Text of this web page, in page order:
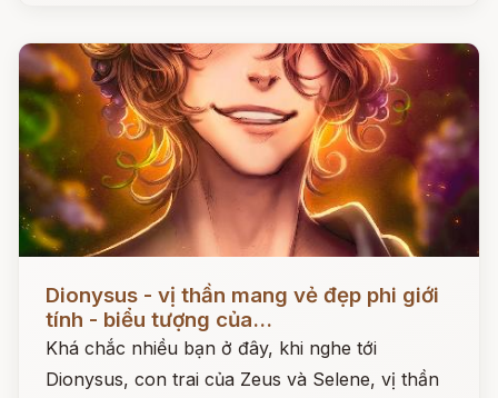
Dionysus - vị thần mang vẻ đẹp phi giới
tính - biểu tượng của...
Khá chắc nhiều bạn ở đây, khi nghe tới
Dionysus, con trai của Zeus và Selene, vị thần